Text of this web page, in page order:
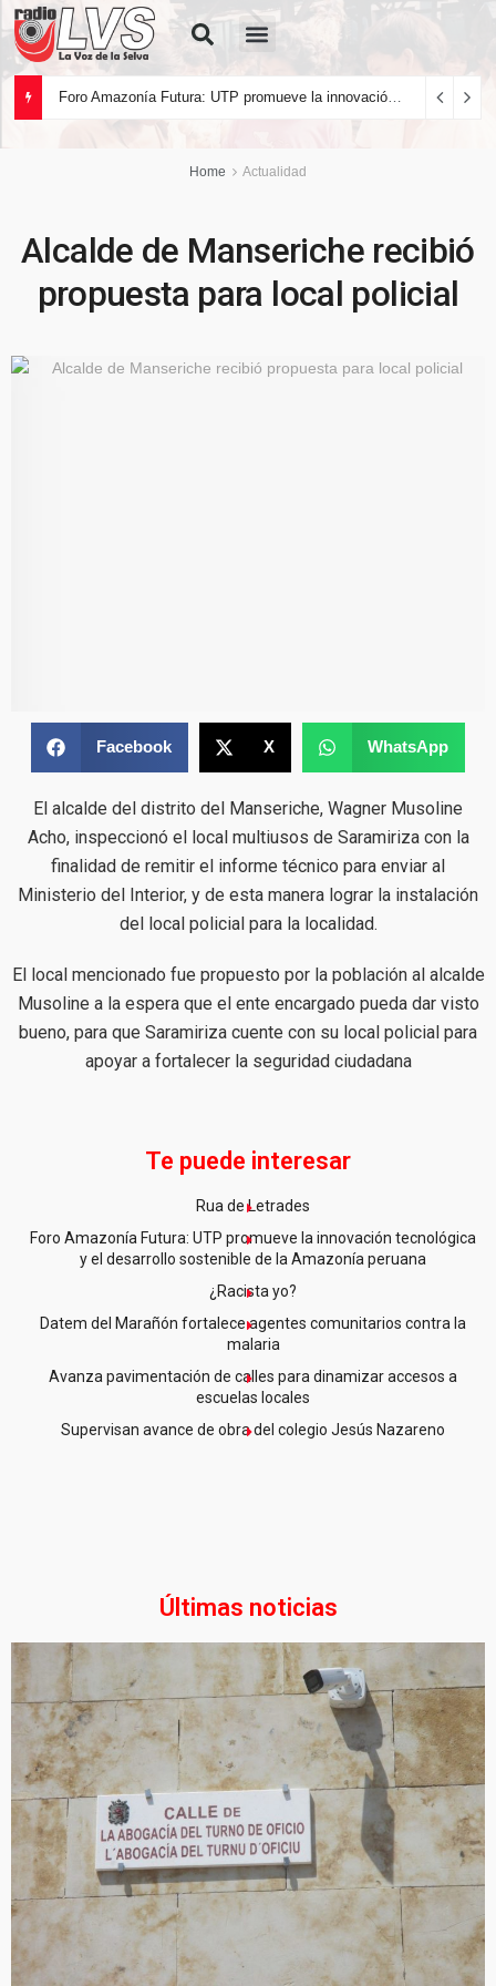
Home Actualidad
Alcalde de Manseriche recibió
propuesta para local policial
Facebook X WhatsApp
El alcalde del distrito del Manseriche, Wagner Musoline
Acho, inspeccionó el local multiusos de Saramiriza con la
finalidad de remitir el informe técnico para enviar al
Ministerio del Interior, y de esta manera lograr la instalación
del local policial para la localidad.
El local mencionado fue propuesto por la población al alcalde
Musoline a la espera que el ente encargado pueda dar visto
bueno, para que Saramiriza cuente con su local policial para
apoyar a fortalecer la seguridad ciudadana
Te puede interesar
Rua de Letrades
Foro Amazonía Futura: UTP promueve la innovación tecnológica
y el desarrollo sostenible de la Amazonía peruana
¿Racista yo?
Datem del Marañón fortalece agentes comunitarios contra la
malaria
Avanza pavimentación de calles para dinamizar accesos a
escuelas locales
Supervisan avance de obra del colegio Jesús Nazareno
Últimas noticias